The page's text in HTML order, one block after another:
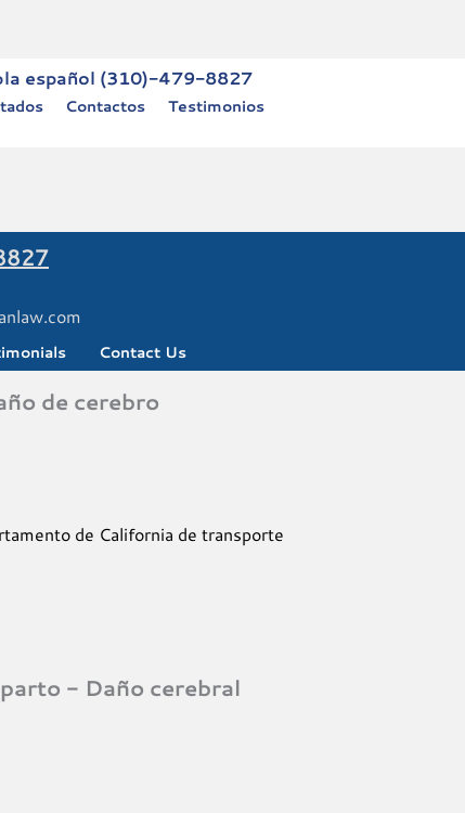
español (310)-479-8827
Contactos Testimonios
de cerebro
de California de transporte
- Daño cerebral
Contact Us